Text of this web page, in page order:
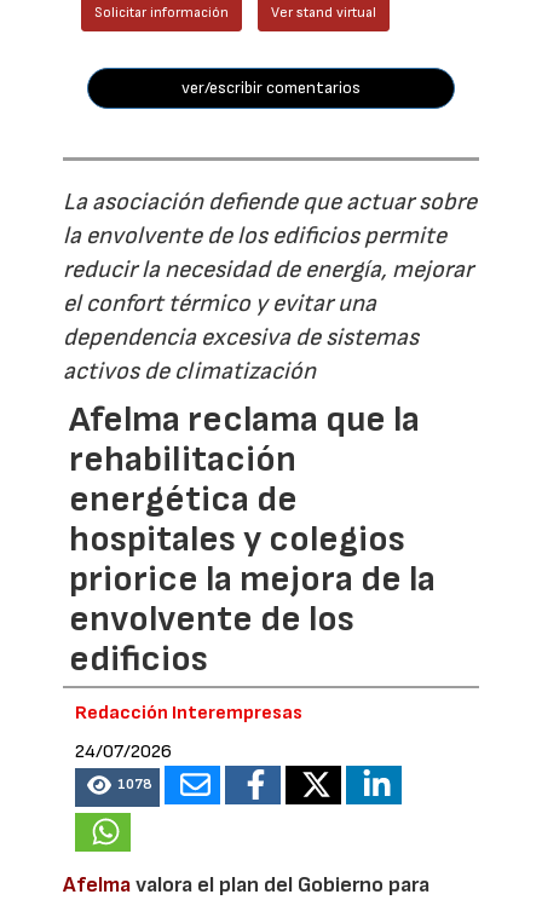
Solicitar información Ver stand virtual
ver/escribir comentarios
La asociación defiende que actuar sobre
la envolvente de los edificios permite
reducir la necesidad de energía, mejorar
el confort térmico y evitar una
dependencia excesiva de sistemas
activos de climatización
Afelma reclama que la
rehabilitación
energética de
hospitales y colegios
priorice la mejora de la
envolvente de los
edificios
Redacción Interempresas
24/07/2026
1078
Afelmavalora el plan del Gobierno para